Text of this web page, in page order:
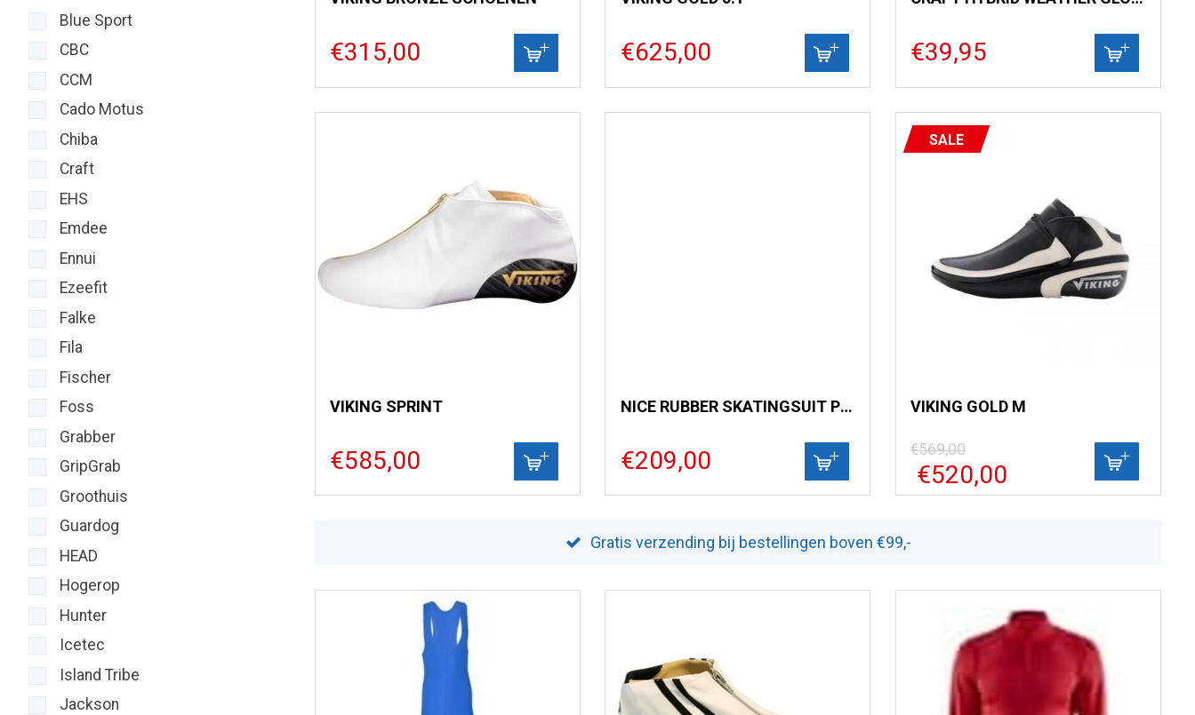
Blue Sport
CBC
CCM
Cado Motus
Chiba
Craft
EHS
Emdee
Ennui
Ezeefit
Falke
Fila
Fischer
Foss
Grabber
GripGrab
Groothuis
Guardog
HEAD
Hogerop
Hunter
Icetec
Island Tribe
Jackson
€315,00 €625,00 €39,95
VIKING SPRINT
€585,00
NICE RUBBER SKATINGSUIT POWER X
€209,00
SALE
VIKING GOLD M
€569,00
€520,00
Gratis verzending bij bestellingen boven €99,-